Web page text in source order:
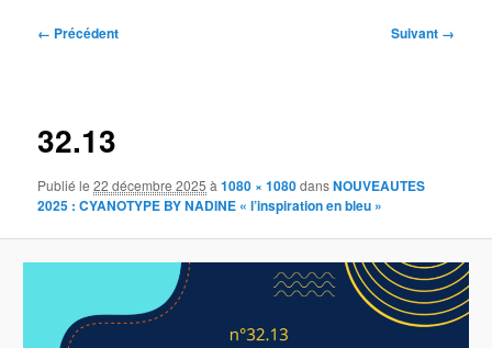
Navigation
← Précédent Suivant →
32.13
Publié le22 décembre 2025 à1080 × 1080dansNOUVEAUTES
2025 : CYANOTYPE BY NADINE « l’inspiration en bleu »